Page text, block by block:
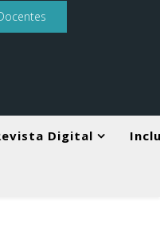
Digital